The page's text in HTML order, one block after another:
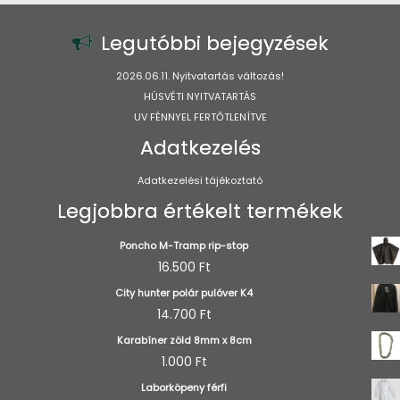
a
választhatók
Legutóbbi bejegyzések
2026.06.11. Nyitvatartás változás!
HÚSVÉTI NYITVATARTÁS
UV FÉNNYEL FERTŐTLENÍTVE
Adatkezelés
Adatkezelési tájékoztató
Legjobbra értékelt termékek
Poncho M-Tramp rip-stop
16.500 Ft
City hunter polár pulóver K4
14.700 Ft
Karabíner zöld 8mm x 8cm
1.000 Ft
Laborköpeny férfi